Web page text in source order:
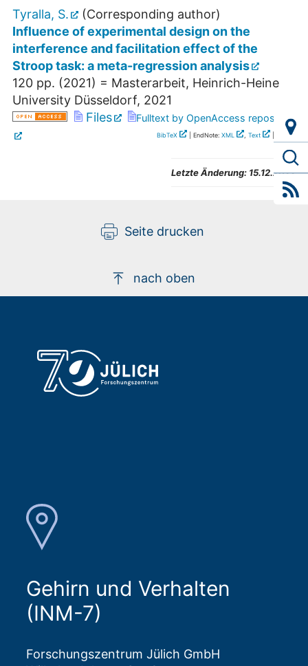
Tyralla, S.
(Corresponding author)
Influence of experimental design on the
interference and facilitation effect of the
Stroop task: a meta-regression analysis
120 pp. (2021) = Masterarbeit, Heinrich-Heine
University Düsseldorf, 2021
Files
Fulltext by OpenAccess repository
BibTeX | EndNote: XML , Text
Letzte Änderung: 15.12.2022
Seite drucken
nach oben
Gehirn und Verhalten
(INM-7)
Forschungszentrum Jülich GmbH